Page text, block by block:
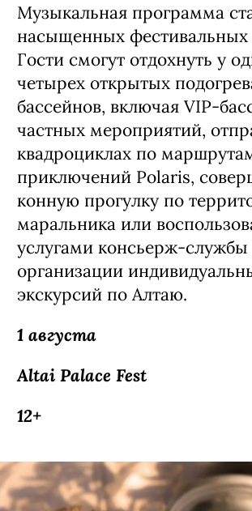
Музыкальная программа
насыщенных
Гости смогут отдохнуть у
четырех открытых
бассейнов, включая VIP-
частных мероприятий,
квадроциклах по
приключений Polaris,
конную прогулку по
маральника или
услугами консьерж-службы
организации
экскурсий по Алтаю.
1 августа
Altai Palace Fest
12+